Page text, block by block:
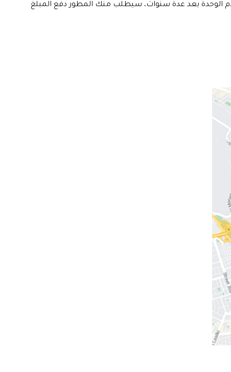
الوحدة بعد عدة سنوات، سيطلب منك المطور دفع المبلغ